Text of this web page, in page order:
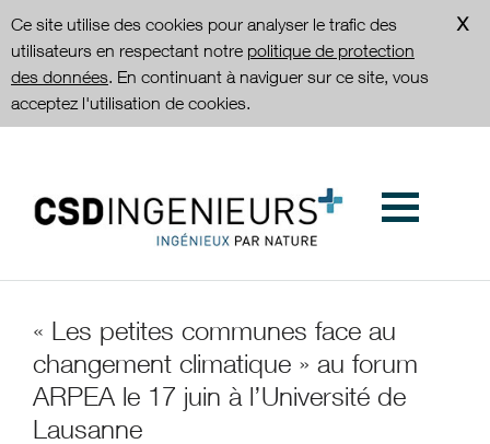
Ce site utilise des cookies pour analyser le trafic des
utilisateurs en respectant notre politique de protection
des données. En continuant à naviguer sur ce site, vous
acceptez l'utilisation de cookies.
« Les petites communes face au
changement climatique » au forum
ARPEA le 17 juin à l’Université de
Lausanne